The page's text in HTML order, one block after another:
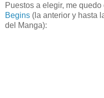
Puestos a elegir, me quedo
Begins (la anterior y hasta
del Manga):